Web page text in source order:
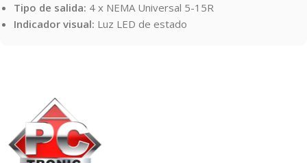
Tipo de salida: 4 x NEMA Universal 5-15R
Indicador visual: Luz LED de estado